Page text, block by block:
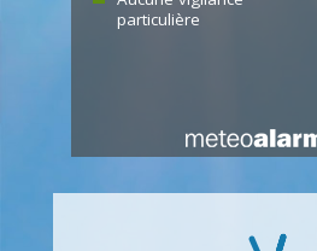
particulière